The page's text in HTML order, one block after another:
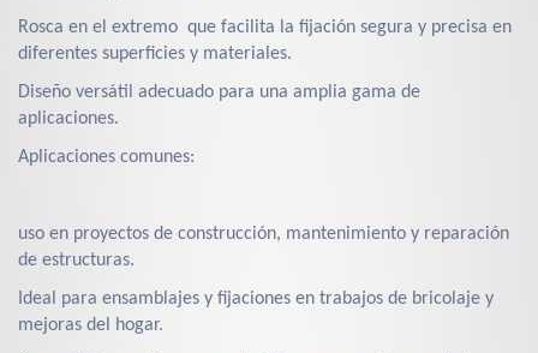
Rosca en el extremo que facilita la fijación segura y precisa en
diferentes superficies y materiales.
Diseño versátil adecuado para una amplia gama de
aplicaciones.
Aplicaciones comunes:
uso en proyectos de construcción, mantenimiento y reparación
de estructuras.
Ideal para ensamblajes y fijaciones en trabajos de bricolaje y
mejoras del hogar.